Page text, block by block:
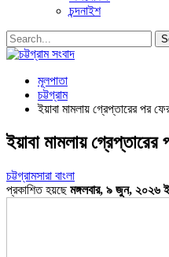
চন্দনাইশ
মূলপাতা
চট্টগ্রাম
ইয়াবা মামলায় গ্রেপ্তারের পর
ইয়াবা মামলায়
চট্টগ্রামসারা বাংলা
প্রকাশিত হয়ছেমঙ্গলবার, ৯ জুন, ২০২৬